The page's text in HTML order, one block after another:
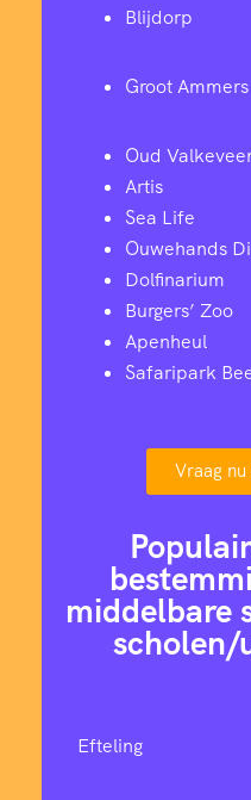
Blijdorp
Groot Ammers
Oud
Artis
Sea Life
Ouwehands
Dolfinarium
Burgers’ Zoo
Apenheul
Safaripark
Vraag
middelbare
scholen/
Efteling